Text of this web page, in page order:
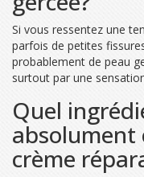
Si vous ressentez une
parfois de petites
probablement de peau
surtout par une
Quel
absolument
crème